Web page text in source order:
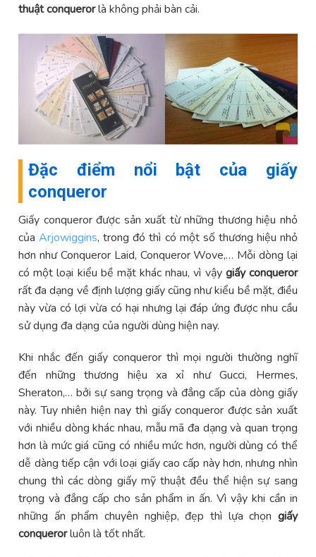
thuật conquerorlà không phải bàn cải.
Đặc điểm nổi bật của giấy
conqueror
Giấy conqueror được sản xuất từ những thương hiệu nhỏ
củaArjowiggins, trong đó thì có một số thương hiệu nhỏ
hơn như Conqueror Laid, Conqueror Wove,… Mỗi dòng lại
có một loại kiểu bề mặt khác nhau, vì vậy giấy conqueror
rất đa dạng về định lượng giấy cũng như kiểu bề mặt, điều
này vừa có lợi vừa có hại nhưng lại đáp ứng được nhu cầu
sử dụng đa dạng của người dùng hiện nay.
Khi nhắc đến giấy conqueror thì mọi người thường nghĩ
đến những thương hiệu xa xỉ như Gucci, Hermes,
Sheraton,… bởi sự sang trọng và đẳng cấp của dòng giấy
này. Tuy nhiên hiện nay thì giấy conqueror được sản xuất
với nhiều dòng khác nhau, mẫu mã đa dạng và quan trọng
hơn là mức giá cũng có nhiều mức hơn, người dùng có thể
dễ dàng tiếp cận với loại giấy cao cấp này hơn, nhưng nhìn
chung thì các dòng giấy mỹ thuật đều thể hiện sự sang
trọng và đẳng cấp cho sản phẩm in ấn. Vì vậy khi cần in
những ấn phẩm chuyên nghiệp, đẹp thì lựa chọn giấy
conquerorluôn là tốt nhất.